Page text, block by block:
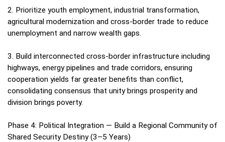
2. Prioritize youth employment, industrial transformation,
agricultural modernization and cross‑border trade to reduce
unemployment and narrow wealth gaps.
3. Build interconnected cross‑border infrastructure including
highways, energy pipelines and trade corridors, ensuring
cooperation yields far greater benefits than conflict,
consolidating consensus that unity brings prosperity and
division brings poverty.
Phase 4: Political Integration — Build a Regional Community of
Shared Security Destiny (3–5 Years)